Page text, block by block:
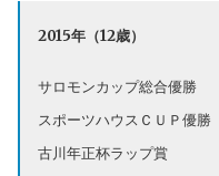
2015年（12歳）
サロモンカップ総合優勝
スポーツハウスＣＵＰ優勝
古川年正杯ラップ賞